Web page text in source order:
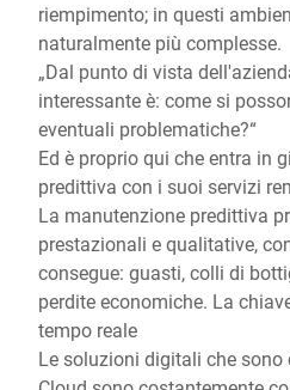
riempimento; in questi
naturalmente più complesse.
„Dal punto di vista
interessante è: come si
eventuali problematiche?“
Ed è proprio qui che entra in
predittiva con i suoi servizi
La manutenzione predittiva
prestazionali e qualitative,
consegue: guasti, colli di
perdite economiche. La
tempo reale
Le soluzioni digitali che sono